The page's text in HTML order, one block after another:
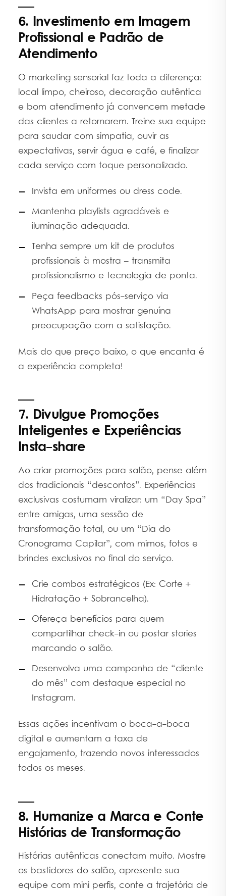
6. Investimento em Imagem
Profissional e Padrão de
Atendimento
O marketing sensorial faz toda a diferença:
local limpo, cheiroso, decoração autêntica
e bom atendimento já convencem metade
das clientes a retornarem. Treine sua equipe
para saudar com simpatia, ouvir as
expectativas, servir água e café, e finalizar
cada serviço com toque personalizado.
Invista em uniformes ou dress code.
Mantenha playlists agradáveis e
iluminação adequada.
Tenha sempre um kit de produtos
profissionais à mostra – transmita
profissionalismo e tecnologia de ponta.
Peça feedbacks pós-serviço via
WhatsApp para mostrar genuína
preocupação com a satisfação.
Mais do que preço baixo, o que encanta é
a experiência completa!
7. Divulgue Promoções
Inteligentes e Experiências
Insta-share
Ao criar promoções para salão, pense além
dos tradicionais “descontos”. Experiências
exclusivas costumam viralizar: um “Day Spa”
entre amigas, uma sessão de
transformação total, ou um “Dia do
Cronograma Capilar”, com mimos, fotos e
brindes exclusivos no final do serviço.
Crie combos estratégicos (Ex: Corte +
Hidratação + Sobrancelha).
Ofereça benefícios para quem
compartilhar check-in ou postar stories
marcando o salão.
Desenvolva uma campanha de “cliente
do mês” com destaque especial no
Instagram.
Essas ações incentivam o boca-a-boca
digital e aumentam a taxa de
engajamento, trazendo novos interessados
todos os meses.
8. Humanize a Marca e Conte
Histórias de Transformação
Histórias autênticas conectam muito. Mostre
os bastidores do salão, apresente sua
equipe com mini perfis, conte a trajetória de